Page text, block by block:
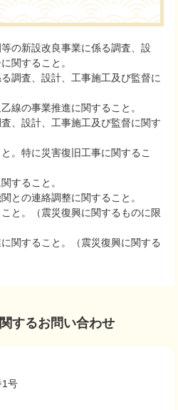
の新設改良事業に係る調査、設
関すること。
調査、設計、工事施工及び監督に
線の事業推進に関すること。
、設計、工事施工及び監督に関す
。特に災害復旧工事に関するこ
すること。
との連絡調整に関すること。
と。（震災復興に関するものに限
関すること。（震災復興に関する
するお問い合わせ
1号